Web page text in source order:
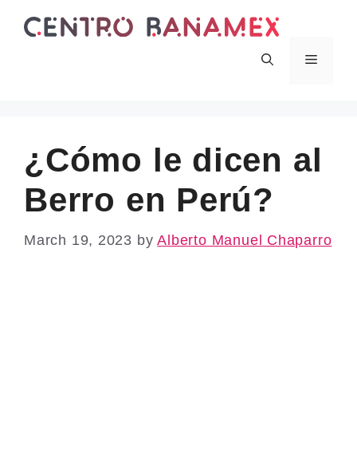
Menu
¿Cómo le dicen al
Berro en Perú?
March 19, 2023 byAlberto Manuel Chaparro